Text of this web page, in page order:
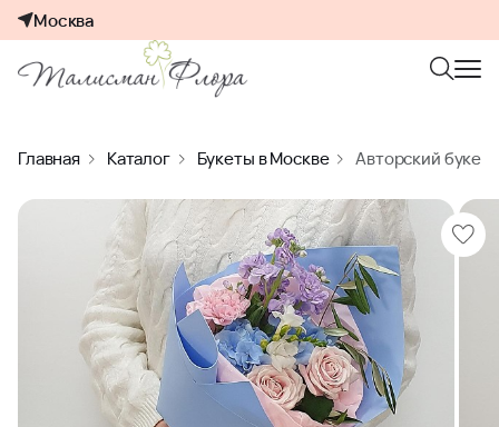
Москва
Главная Каталог Букеты в Москве Авторский букет